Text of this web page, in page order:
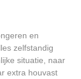
en
zelfstandig
situatie, naar
extra houvast